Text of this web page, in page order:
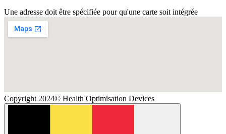
Une adresse doit être spécifiée pour qu'une carte soit intégrée
Copyright 2024© Health Optimisation Devices